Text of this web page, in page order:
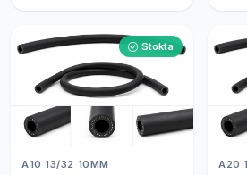
Stokta
A10 13/32 10MM A20